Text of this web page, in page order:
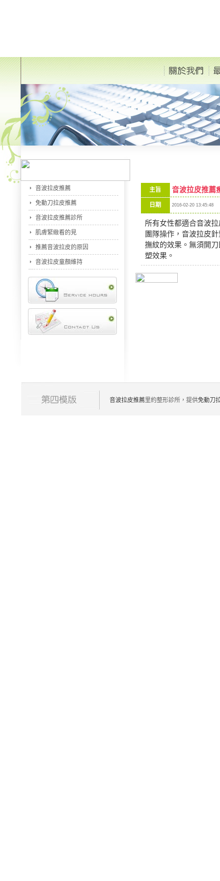
音波拉皮推薦
免動刀拉皮推薦
音波拉皮推薦診所
肌膚緊緻看的見
推薦音波拉皮的原因
音波拉皮童顏維持
主旨 音波拉皮推薦
日期 2016-02-20 13:45:48
所有女性都適合音波
團隊操作，音波拉皮
撫紋的效果。無須開
塑效果。
音波拉皮推薦里約整形診所，提供免動刀